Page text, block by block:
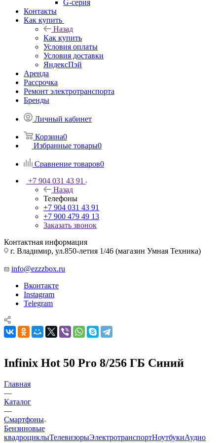
G-серия
Контакты
Как купить
Назад
Как купить
Условия оплаты
Условия доставки
ЯндексПэй
Аренда
Рассрочка
Ремонт электротранспорта
Бренды
Личный кабинет
Корзина0
Избранные товары0
Сравнение товаров0
+7 904 031 43 91
Назад
Телефоны
+7 904 031 43 91
+7 900 479 49 13
Заказать звонок
Контактная информация
г. Владимир, ул.850-летия 1/46 (магазин Умная Техника)
info@ezzzbox.ru
Вконтакте
Instagram
Telegram
Infinix Hot 50 Pro 8/256 ГБ Синий
Главная
—
Каталог
—
Смартфоны
Бензиновые
квадроциклыТелевизорыЭлектротранспортНоутбукиАудио